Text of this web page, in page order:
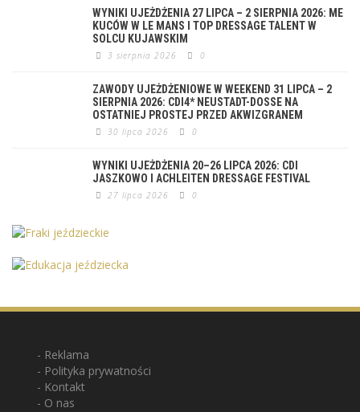
WYNIKI UJEŻDŻENIA 27 LIPCA – 2 SIERPNIA 2026: ME
KUCÓW W LE MANS I TOP DRESSAGE TALENT W
SOLCU KUJAWSKIM
3 sierpnia 2026 0
ZAWODY UJEŻDŻENIOWE W WEEKEND 31 LIPCA – 2
SIERPNIA 2026: CDI4* NEUSTADT-DOSSE NA
OSTATNIEJ PROSTEJ PRZED AKWIZGRANEM
30 lipca 2026 0
WYNIKI UJEŻDŻENIA 20–26 LIPCA 2026: CDI
JASZKOWO I ACHLEITEN DRESSAGE FESTIVAL
27 lipca 2026 0
Reklama
Polityka prywatności
Kontakt
O nas